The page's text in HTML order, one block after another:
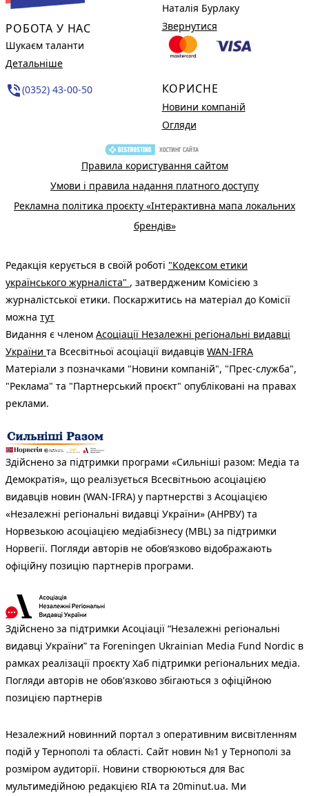
РОБОТА У НАС
Шукаєм таланти
Детальніше
phone_in_talk(0352) 43-00-50
Наталія Бурлаку
Звернутися
КОРИСНЕ
Новини компаній
Огляди
Правила користування сайтом
Умови і правила надання платного доступу
Рекламна політика проєкту «Інтерактивна мапа локальних
брендів»
Редакція керується в своїй роботі "Кодексом етики
українського журналіста" , затвердженим Комісією з
журналістської етики. Поскаржитись на матеріал до Комісії
можна тут
Видання є членом Асоціації Незалежні регіональні видавці
України та Всесвітньої асоціації видавців WAN-IFRA
Матеріали з позначками "Новини компаній", "Прес-служба",
"Реклама" та "Партнерський проєкт" опубліковані на правах
реклами.
Здійснено за підтримки програми «Сильніші разом: Медіа та
Демократія», що реалізується Всесвітньою асоціацією
видавців новин (WAN-IFRA) у партнерстві з Асоціацією
«Незалежні регіональні видавці України» (АНРВУ) та
Норвезькою асоціацією медіабізнесу (MBL) за підтримки
Норвегії. Погляди авторів не обов’язково відображають
офіційну позицію партнерів програми.
Здійснено за підтримки Асоціації “Незалежні регіональні
видавці України” та Foreningen Ukrainian Media Fund Nordic в
рамках реалізації проєкту Хаб підтримки регіональних медіа.
Погляди авторів не обов'язково збігаються з офіційною
позицією партнерів
Незалежний новинний портал з оперативним висвітленням
подій у Тернополі та області. Сайт новин №1 у Тернополі за
розміром аудиторії. Новини створюються для Вас
мультимедійною редакцією RIA та 20minut.ua. Ми